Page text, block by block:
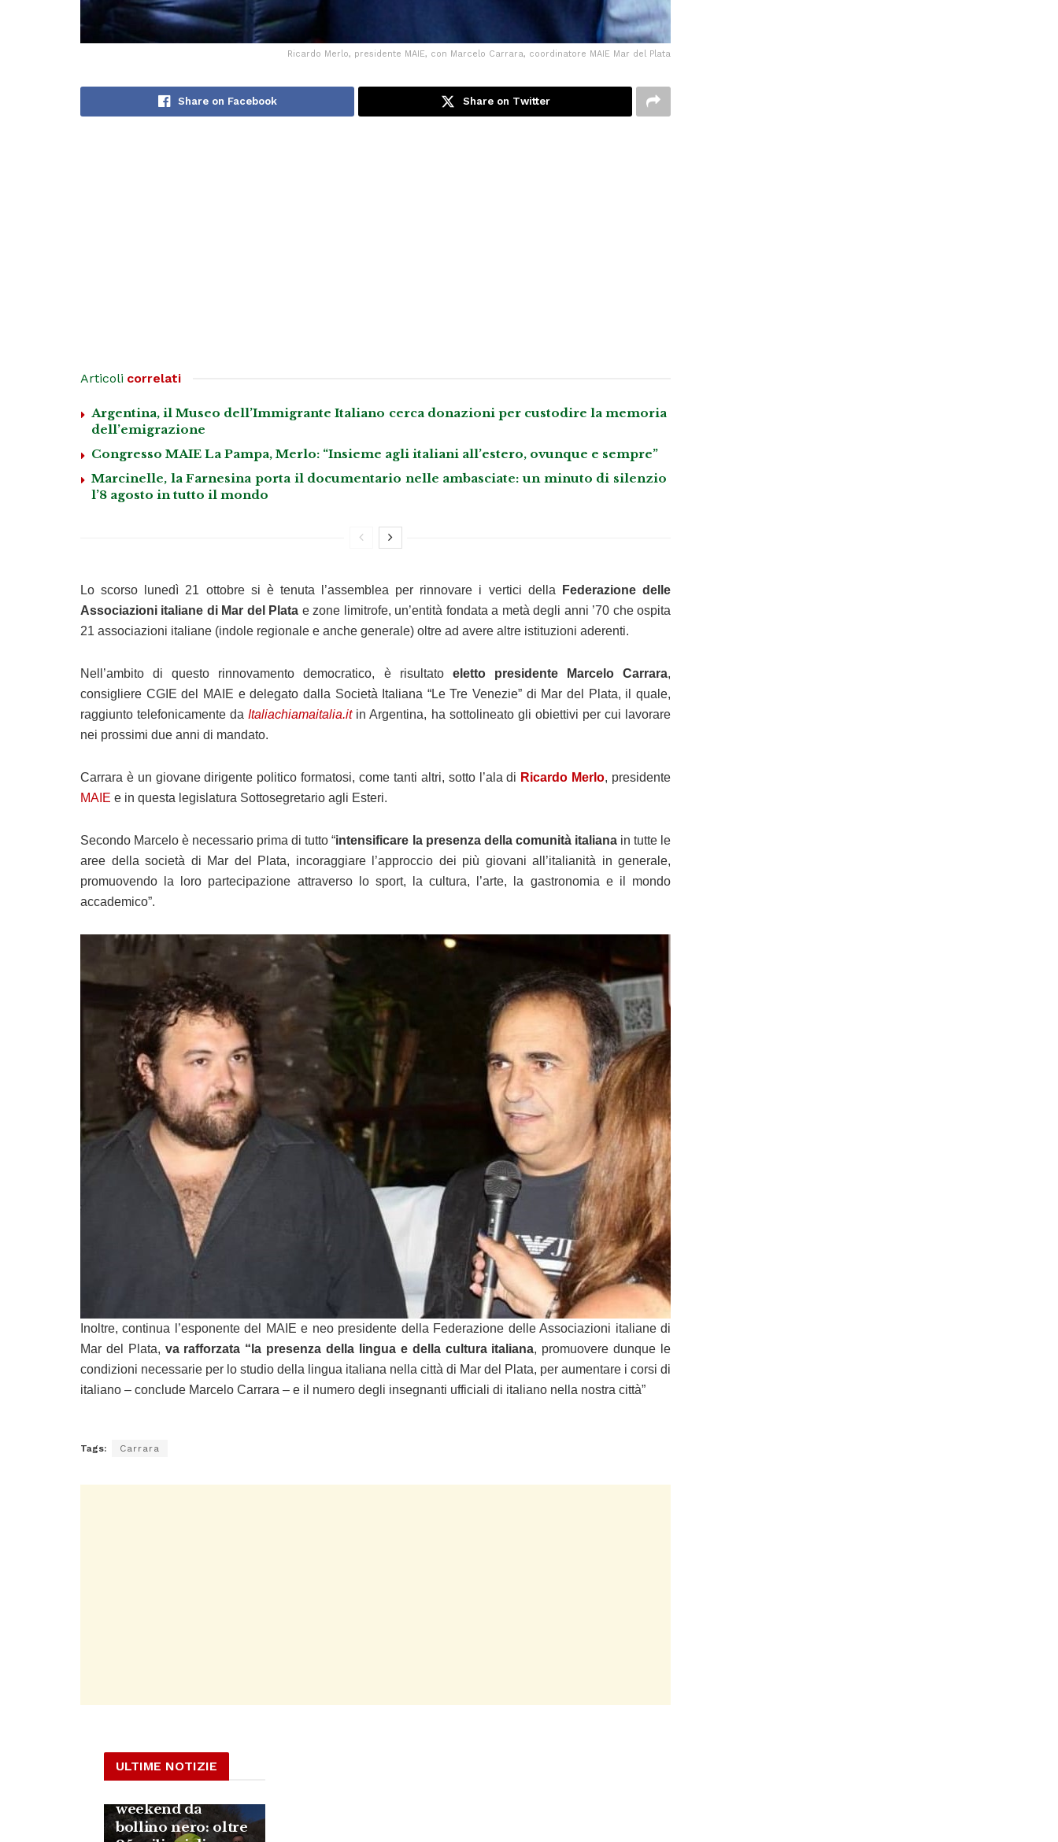
Ricardo Merlo, presidente MAIE, con Marcelo Carrara, coordinatore MAIE Mar del Plata
Share on Facebook Share on Twitter
Articoli correlati
Argentina, il Museo dell’Immigrante Italiano cerca donazioni per custodire la memoria
dell’emigrazione
Congresso MAIE La Pampa, Merlo: “Insieme agli italiani all’estero, ovunque e sempre”
Marcinelle, la Farnesina porta il documentario nelle ambasciate: un minuto di silenzio
l’8 agosto in tutto il mondo
Lo scorso lunedì 21 ottobre si è tenuta l’assemblea per rinnovare i vertici della
Federazione delle
Associazioni italiane di Mar del Plata e zone limitrofe, un’entità fondata a metà degli anni ’70 che ospita
21 associazioni italiane (indole regionale e anche generale) oltre ad avere altre istituzioni aderenti.
Nell’ambito di questo rinnovamento democratico, è risultato eletto presidente Marcelo Carrara,
consigliere CGIE del MAIE e delegato dalla Società Italiana “Le Tre Venezie” di Mar del Plata, il quale,
raggiunto telefonicamente daItaliachiamaitalia.itin Argentina, ha sottolineato gli obiettivi per cui lavorare
nei prossimi due anni di mandato.
Carrara è un giovane dirigente politico formatosi, come tanti altri, sotto l’ala di Ricardo Merlo, presidente
MAIE e in questa legislatura Sottosegretario agli Esteri.
Secondo Marcelo è necessario prima di tutto “intensificare la presenza della comunità italianain tutte le
aree della società di Mar del Plata, incoraggiare l’approccio dei più giovani all’italianità in generale,
promuovendo la loro partecipazione attraverso lo sport, la cultura, l’arte, la gastronomia e il mondo
accademico”.
Inoltre, continua l’esponente del MAIE e neo presidente della Federazione delle Associazioni italiane di
Mar del Plata, va rafforzata “la presenza della lingua e della cultura italiana, promuovere dunque le
condizioni necessarie per lo studio della lingua italiana nella città di Mar del Plata, per aumentare i corsi di
italiano – conclude Marcelo Carrara – e il numero degli insegnanti ufficiali di italiano nella nostra città”
Tags: Carrara
ULTIME NOTIZIE
weekend da
bollino nero: oltre